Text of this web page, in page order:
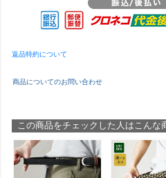
返品特約について
商品についてのお問い合わせ
この商品をチェックした人はこんな